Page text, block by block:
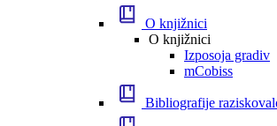
O knjižnici
O knjižnici
Izposoja gradiv
mCobiss
Bibliografije